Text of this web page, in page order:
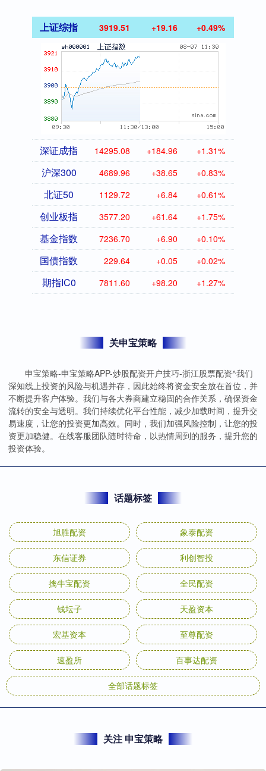
上证综指 3919.51 +19.16 +0.49%
深证成指 14295.08 +184.96 +1.31%
沪深300 4689.96 +38.65 +0.83%
北证50 1129.72 +6.84 +0.61%
创业板指 3577.20 +61.64 +1.75%
基金指数 7236.70 +6.90 +0.10%
国债指数 229.64 +0.05 +0.02%
期指IC0 7811.60 +98.20 +1.27%
关申宝策略
申宝策略-申宝策略APP-炒股配资开户技巧-浙江股票配资^我们
深知线上投资的风险与机遇并存，因此始终将资金安全放在首位，并
不断提升客户体验。我们与各大券商建立稳固的合作关系，确保资金
流转的安全与透明。我们持续优化平台性能，减少加载时间，提升交
易速度，让您的投资更加高效。同时，我们加强风险控制，让您的投
资更加稳健。在线客服团队随时待命，以热情周到的服务，提升您的
投资体验。
话题标签
旭胜配资 象泰配资
东信证券 利创智投
擒牛宝配资 全民配资
钱坛子 天盈资本
宏基资本 至尊配资
速盈所 百事达配资
全部话题标签
关注 申宝策略